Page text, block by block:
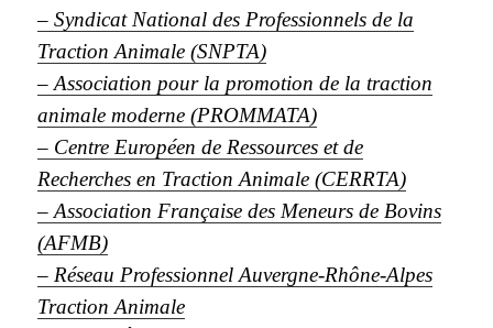
– Syndicat National des Professionnels de la
Traction Animale (SNPTA)
– Association pour la promotion de la traction
animale moderne (PROMMATA)
– Centre Européen de Ressources et de
Recherches en Traction Animale (CERRTA)
– Association Française des Meneurs de Bovins
(AFMB)
– Réseau Professionnel Auvergne-Rhône-Alpes
Traction Animale